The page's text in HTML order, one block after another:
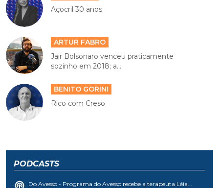
Açocril 30 anos
ARTUR FABRO
Jair Bolsonaro venceu praticamente
sozinho em 2018; a...
BENITO GORINI
Rico com Creso
PODCASTS
Do Avesso - Programa do Avesso recebe a terapeuta Léia...